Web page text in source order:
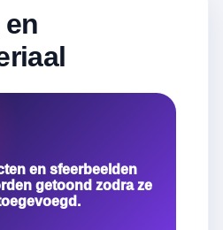
en sfeerbeelden
getoond zodra ze